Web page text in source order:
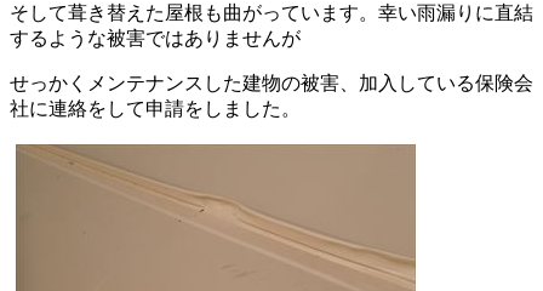
そして葺き替えた屋根も曲がっています。幸い雨漏りに直結
するような被害ではありませんが
せっかくメンテナンスした建物の被害、加入している保険会
社に連絡をして申請をしました。